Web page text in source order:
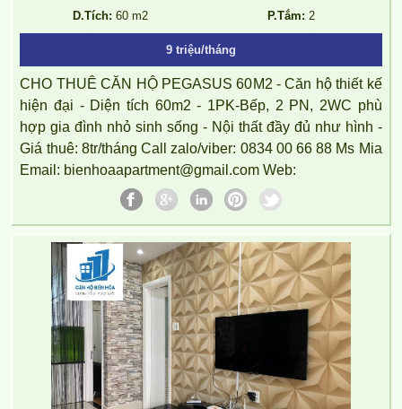
D.Tích: 60 m2 P.Tắm: 2
9 triệu/tháng
CHO THUÊ CĂN HỘ PEGASUS 60M2 - Căn hộ thiết kế
hiện đại - Diện tích 60m2 - 1PK-Bếp, 2 PN, 2WC phù
hợp gia đình nhỏ sinh sống - Nội thất đầy đủ như hình -
Giá thuê: 8tr/tháng Call zalo/viber: 0834 00 66 88 Ms Mia
Email: bienhoaapartment@gmail.com Web: